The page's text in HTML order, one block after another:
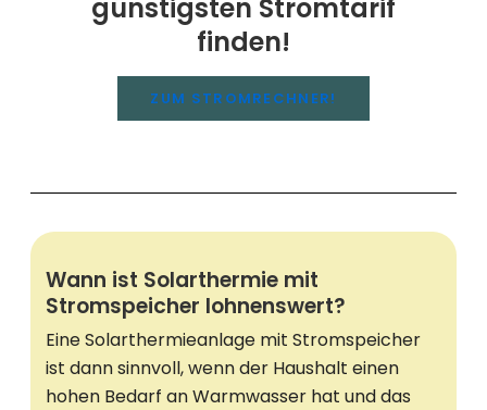
günstigsten Stromtarif
finden!
ZUM STROMRECHNER!
Wann ist Solarthermie mit
Stromspeicher lohnenswert?
Eine Solarthermieanlage mit Stromspeicher
ist dann sinnvoll, wenn der Haushalt einen
hohen Bedarf an Warmwasser hat und das